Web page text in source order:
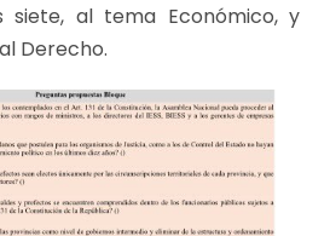
siete, al tema Económico, y
Derecho.